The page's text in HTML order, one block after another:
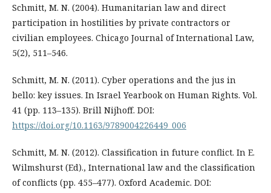
Schmitt, M. N. (2004). Humanitarian law and direct
participation in hostilities by private contractors or
civilian employees. Chicago Journal of International Law,
5(2), 511–546.
Schmitt, M. N. (2011). Cyber operations and the jus in
bello: key issues. In Israel Yearbook on Human Rights. Vol.
41 (pp. 113–135). Brill Nijhoff. DOI:
https://doi.org/10.1163/9789004226449_006
Schmitt, M. N. (2012). Classification in future conflict. In E.
Wilmshurst (Ed)., International law and the classification
of conflicts (pp. 455–477). Oxford Academic. DOI: